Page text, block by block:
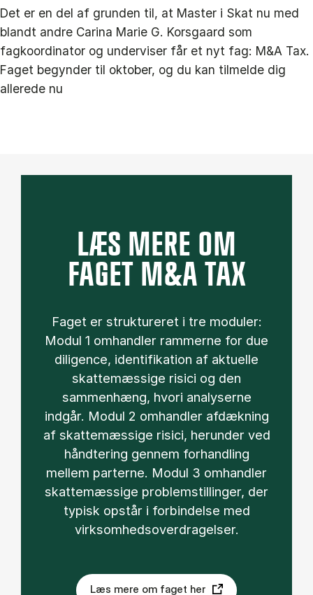
Det er en del af grunden til, at Master i Skat nu med
blandt andre Carina Marie G. Korsgaard som
fagkoordinator og underviser får et nyt fag: M&A Tax.
Faget begynder til oktober, og du kan tilmelde dig
allerede nu
LÆS MERE OM
FAGET M&A TAX
Faget er struktureret i tre moduler:
Modul 1 omhandler rammerne for due
diligence, identifikation af aktuelle
skattemæssige risici og den
sammenhæng, hvori analyserne
indgår. Modul 2 omhandler afdækning
af skattemæssige risici, herunder ved
håndtering gennem forhandling
mellem parterne. Modul 3 omhandler
skattemæssige problemstillinger, der
typisk opstår i forbindelse med
virksomhedsoverdragelser.
Læs mere om faget her